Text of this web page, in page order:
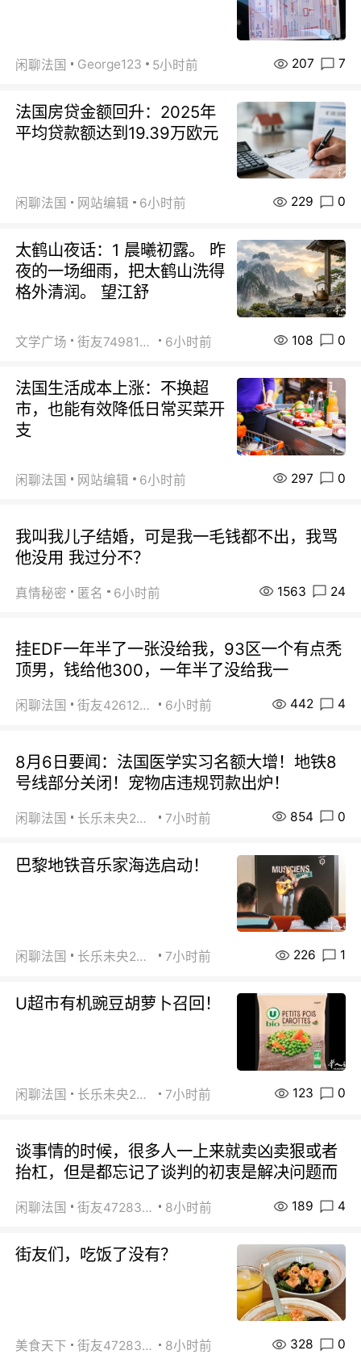
闲聊法国 George123 5小时前 207 7
法国房贷金额回升：2025年
平均贷款额达到19.39万欧元
闲聊法国 网站编辑 6小时前 229 0
太鹤山夜话：1 晨曦初露。 昨
夜的一场细雨，把太鹤山洗得
格外清润。 望江舒
文学广场 街友74981146 6小时前 108 0
法国生活成本上涨：不换超
市，也能有效降低日常买菜开
支
闲聊法国 网站编辑 6小时前 297 0
我叫我儿子结婚，可是我一毛钱都不出，我骂
他没用 我过分不？
真情秘密 匿名 6小时前 1563 24
挂EDF一年半了一张没给我，93区一个有点秃
顶男，钱给他300，一年半了没给我一
闲聊法国 街友42612092 6小时前 442 4
8月6日要闻：法国医学实习名额大增！地铁8
号线部分关闭！宠物店违规罚款出炉！
闲聊法国 长乐未央2015 7小时前 854 0
巴黎地铁音乐家海选启动！
闲聊法国 长乐未央2015 7小时前 226 1
U超市有机豌豆胡萝卜召回！
闲聊法国 长乐未央2015 7小时前 123 0
谈事情的时候，很多人一上来就卖凶卖狠或者
抬杠，但是都忘记了谈判的初衷是解决问题而
闲聊法国 街友472838572 8小时前 189 4
街友们，吃饭了没有？
美食天下 街友472838572 8小时前 328 0